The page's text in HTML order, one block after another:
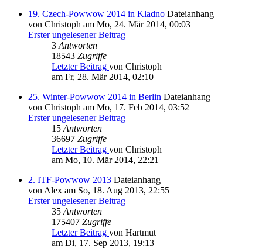
19. Czech-Powwow 2014 in Kladno Dateianhang
von Christoph am Mo, 24. Mär 2014, 00:03
Erster ungelesener Beitrag
3 Antworten
18543 Zugriffe
Letzter Beitrag von Christoph
am Fr, 28. Mär 2014, 02:10
25. Winter-Powwow 2014 in Berlin Dateianhang
von Christoph am Mo, 17. Feb 2014, 03:52
Erster ungelesener Beitrag
15 Antworten
36697 Zugriffe
Letzter Beitrag von Christoph
am Mo, 10. Mär 2014, 22:21
2. ITF-Powwow 2013 Dateianhang
von Alex am So, 18. Aug 2013, 22:55
Erster ungelesener Beitrag
35 Antworten
175407 Zugriffe
Letzter Beitrag von Hartmut
am Di, 17. Sep 2013, 19:13